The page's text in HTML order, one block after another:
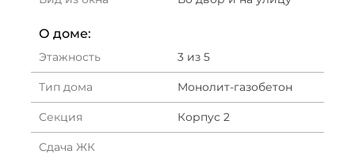
О доме:
Этажность 3 из 5
Тип дома Монолит-газобетон
Секция Корпус 2
Сдача ЖК